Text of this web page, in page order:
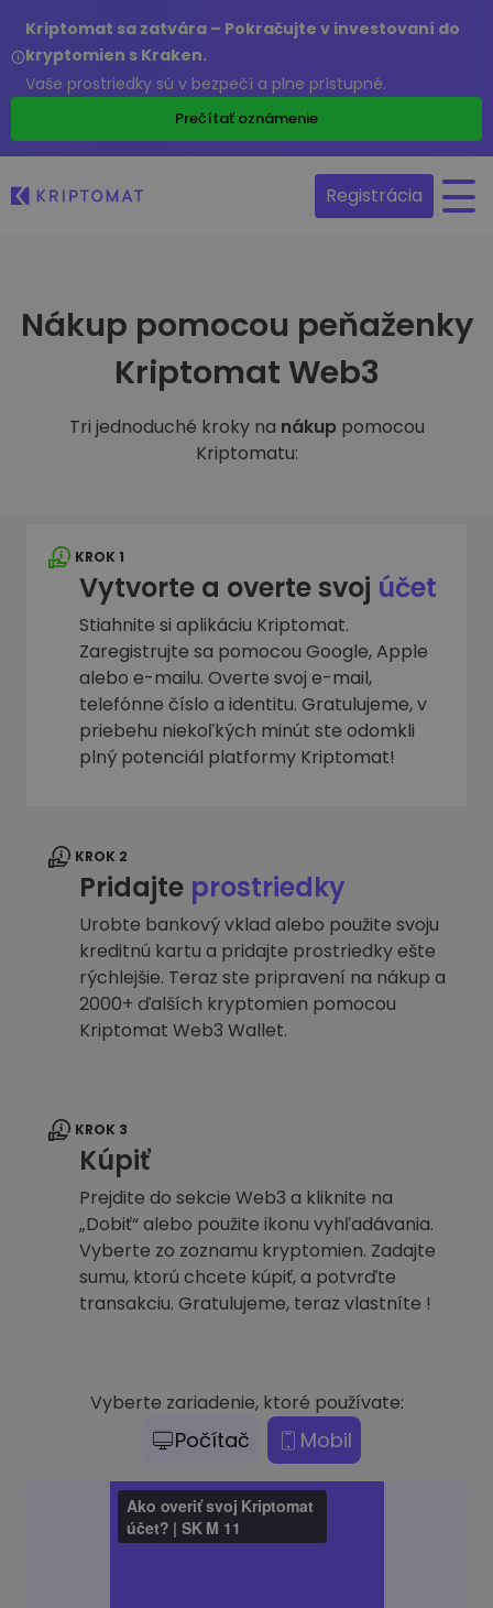
Kriptomat sa zatvára – Pokračujte v investovaní do
kryptomien s Kraken.
Vaše prostriedky sú v bezpečí a plne prístupné.
Prečítať oznámenie
Registrácia
Nákup pomocou peňaženky
Kriptomat Web3
Tri jednoduché kroky na nákup pomocou
Kriptomatu:
KROK 1
Vytvorte a overte svoj účet
Stiahnite si aplikáciu Kriptomat.
Zaregistrujte sa pomocou Google, Apple
alebo e-mailu. Overte svoj e-mail,
telefónne číslo a identitu. Gratulujeme, v
priebehu niekoľkých minút ste odomkli
plný potenciál platformy Kriptomat!
KROK 2
Pridajte prostriedky
Urobte bankový vklad alebo použite svoju
kreditnú kartu a pridajte prostriedky ešte
rýchlejšie. Teraz ste pripravení na nákup a
2000+ ďalších kryptomien pomocou
Kriptomat Web3 Wallet.
KROK 3
Kúpiť
Prejdite do sekcie Web3 a kliknite na
„Dobiť“ alebo použite ikonu vyhľadávania.
Vyberte zo zoznamu kryptomien. Zadajte
sumu, ktorú chcete kúpiť, a potvrďte
transakciu. Gratulujeme, teraz vlastníte !
Vyberte zariadenie, ktoré používate:
Počítač Mobil